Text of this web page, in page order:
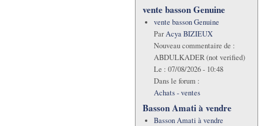
vente basson Genuine
vente basson Genuine
ParAcya BIZIEUX
Nouveau commentaire de :
ABDULKADER (not verified)
Le : 07/08/2026 - 10:48
Dans le forum :
Achats - ventes
Basson Amati à vendre
Basson Amati à vendre